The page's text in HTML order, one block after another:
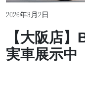
2026年3月2日
【大阪店
実車展示中